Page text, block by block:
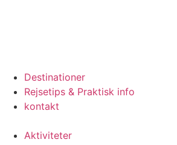
Destinationer
Rejsetips & Praktisk info
kontakt
Aktiviteter